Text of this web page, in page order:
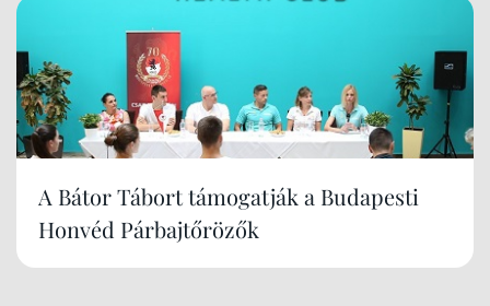
A Bátor Tábort támogatják a Budapesti
Honvéd Párbajtőrözők